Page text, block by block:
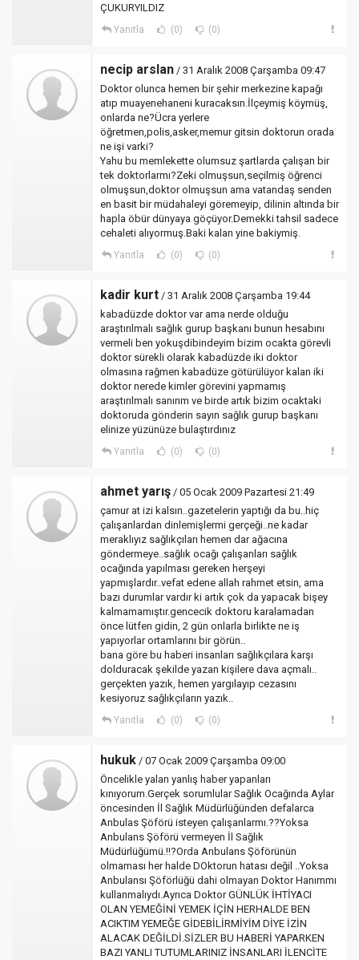
ÇUKURYILDIZ
Yanıtla (0) (0)
necip arslan / 31 Aralık 2008 Çarşamba 09:47
Doktor olunca hemen bir şehir merkezine kapağı
atıp muayenehaneni kuracaksın.İlçeymiş köymüş,
onlarda ne?Ücra yerlere
öğretmen,polis,asker,memur gitsin doktorun orada
ne işi varki?
Yahu bu memlekette olumsuz şartlarda çalışan bir
tek doktorlarmı?Zeki olmuşsun,seçilmiş öğrenci
olmuşsun,doktor olmuşsun ama vatandaş senden
en basit bir müdahaleyi göremeyip, dilinin altında bir
hapla öbür dünyaya göçüyor.Demekki tahsil sadece
cehaleti alıyormuş.Baki kalan yine bakiymiş.
Yanıtla (0) (0)
kadir kurt / 31 Aralık 2008 Çarşamba 19:44
kabadüzde doktor var ama nerde olduğu
araştırılmalı sağlık gurup başkanı bunun hesabını
vermeli ben yokuşdibindeyim bizim ocakta görevli
doktor sürekli olarak kabadüzde iki doktor
olmasına rağmen kabadüze götürülüyor kalan iki
doktor nerede kimler görevini yapmamış
araştırılmalı sanırım ve birde artık bizim ocaktaki
doktoruda gönderin sayın sağlık gurup başkanı
elinize yüzünüze bulaştırdınız
Yanıtla (0) (0)
ahmet yarış / 05 Ocak 2009 Pazartesi 21:49
çamur at izi kalsın..gazetelerin yaptığı da bu..hiç
çalışanlardan dinlemişlermi gerçeği..ne kadar
meraklıyız sağlıkçıları hemen dar ağacına
göndermeye..sağlık ocağı çalışanları sağlık
ocağında yapılması gereken herşeyi
yapmışlardır..vefat edene allah rahmet etsin, ama
bazı durumlar vardır ki artık çok da yapacak bişey
kalmamamıştır.gencecik doktoru karalamadan
önce lütfen gidin, 2 gün onlarla birlikte ne iş
yapıyorlar ortamlarını bir görün..
bana göre bu haberi insanları sağlıkçılara karşı
dolduracak şekilde yazan kişilere dava açmalı..
gerçekten yazık, hemen yargılayıp cezasını
kesiyoruz sağlıkçıların yazık..
Yanıtla (0) (0)
hukuk / 07 Ocak 2009 Çarşamba 09:00
Öncelikle yalan yanlış haber yapanları
kınıyorum.Gerçek sorumlular Sağlık Ocağında Aylar
öncesinden İl Sağlık Müdürlüğünden defalarca
Anbulas Şöförü isteyen çalışanlarmı.??Yoksa
Anbulans Şöförü vermeyen İl Sağlık
Müdürlüğümü.!!?Orda Anbulans Şöförünün
olmaması her halde DOktorun hatası değil ..Yoksa
Anbulansı Şöförlüğü dahi olmayan Doktor Hanımmı
kullanmalıydı.Ayrıca Doktor GÜNLÜK İHTİYACI
OLAN YEMEĞİNİ YEMEK İÇİN HERHALDE BEN
ACIKTIM YEMEĞE GİDEBİLİRMİYİM DİYE İZİN
ALACAK DEĞİLDİ.SİZLER BU HABERİ YAPARKEN
BAZI YANLI TUTUMLARINIZ İNSANLARI İLENCİTE